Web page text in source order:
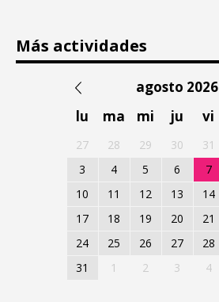
Más actividades
agosto 2026
lu
ma mi ju vi
27 28 29 30 31
3
4 5 6 7
10
11 12 13 14
17
18 19 20 21
24
25 26 27 28
31
1 2 3 4